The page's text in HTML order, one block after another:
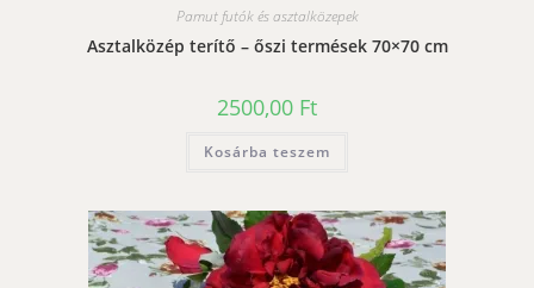
Pamut futók és asztalközepek
Asztalközép terítő – őszi termések 70×70 cm
2500,00 Ft
Kosárba teszem